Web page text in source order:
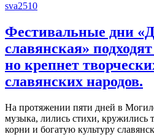
sva2510
Фестивальные дни
славянская»
но крепнет
славянских народов.
На протяжении пяти дней в
музыка, лились стихи, кружились
корни и богатую культуру